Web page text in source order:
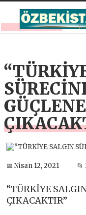
📅 Nisan 12, 2021 📂
“TÜRKİYE
ÇIKACAKTIR”